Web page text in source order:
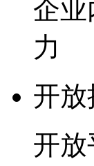
企
力
开放
开